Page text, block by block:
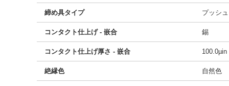
締め具タイプ プッシ
コンタクト仕上げ - 嵌合 錫
コンタクト仕上げ厚さ - 嵌合
絶縁色 自然色